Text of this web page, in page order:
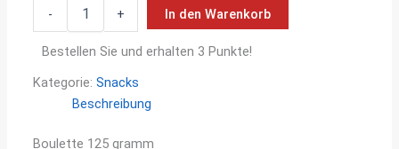
- + In den Warenkorb
Bestellen Sie und erhalten 3 Punkte!
Kategorie:Snacks
Beschreibung
Boulette 125 gramm